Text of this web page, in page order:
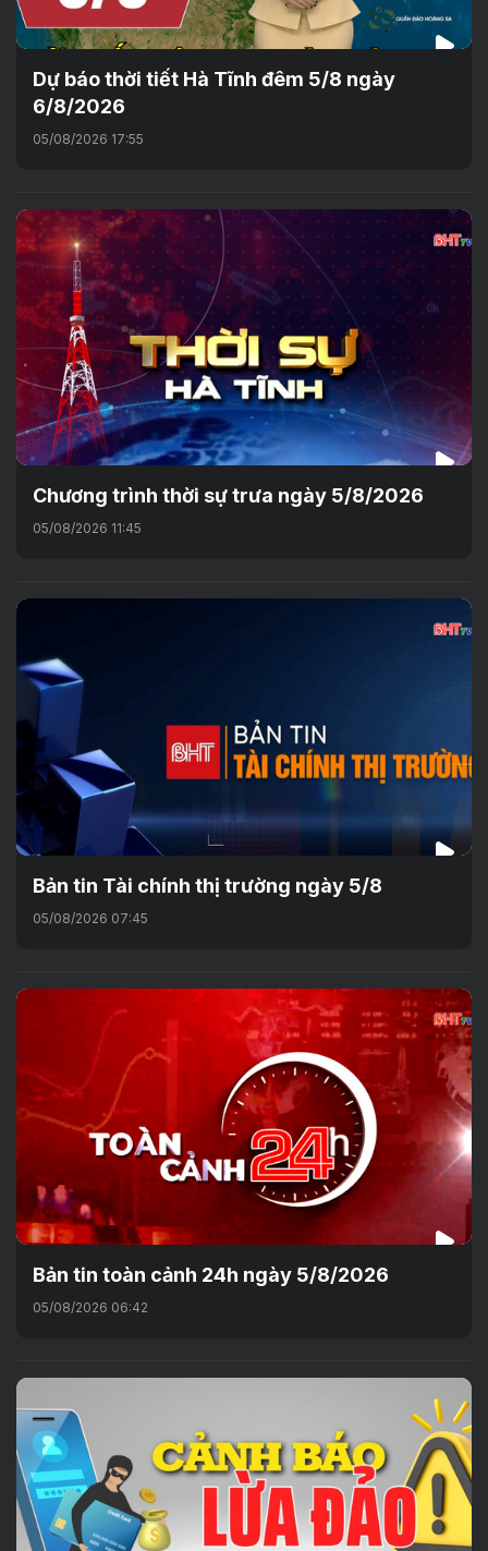
Dự báo thời tiết Hà Tĩnh đêm 5/8 ngày
6/8/2026
05/08/2026 17:55
Chương trình thời sự trưa ngày 5/8/2026
05/08/2026 11:45
Bản tin Tài chính thị trường ngày 5/8
05/08/2026 07:45
Bản tin toàn cảnh 24h ngày 5/8/2026
05/08/2026 06:42